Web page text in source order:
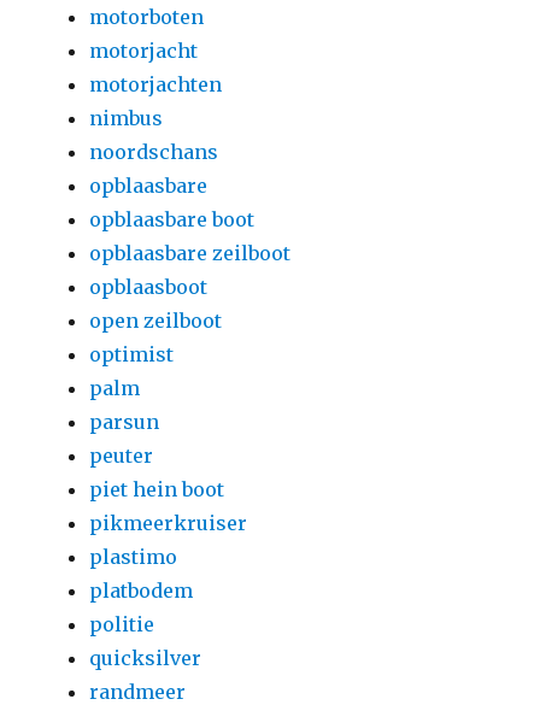
motorboten
motorjacht
motorjachten
nimbus
noordschans
opblaasbare
opblaasbare boot
opblaasbare zeilboot
opblaasboot
open zeilboot
optimist
palm
parsun
peuter
piet hein boot
pikmeerkruiser
plastimo
platbodem
politie
quicksilver
randmeer